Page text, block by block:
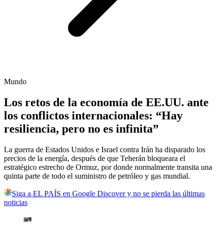
Mundo
Los retos de la economía de EE.UU. ante
los conflictos internacionales: “Hay
resiliencia, pero no es infinita”
La guerra de Estados Unidos e Israel contra Irán ha disparado los
precios de la energía, después de que Teherán bloqueara el
estratégico estrecho de Ormuz, por donde normalmente transita una
quinta parte de todo el suministro de petróleo y gas mundial.
Siga a EL PAÍS en Google Discover y no se pierda las últimas
noticias